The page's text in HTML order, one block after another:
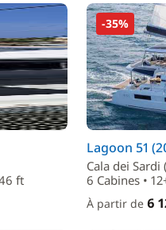
ft
-35%
Lagoon 51
Cala dei Sardi
6 Cabines •
À partir de 6